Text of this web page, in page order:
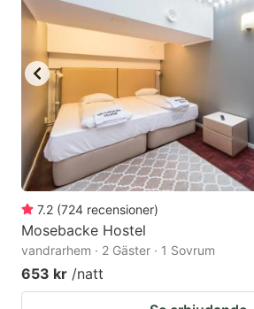
7.2 (724 recensioner)
Mosebacke Hostel
vandrarhem · 2 Gäster · 1 Sovrum
653 kr /natt